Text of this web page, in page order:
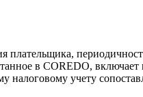
плательщика,
в COREDO,
учету